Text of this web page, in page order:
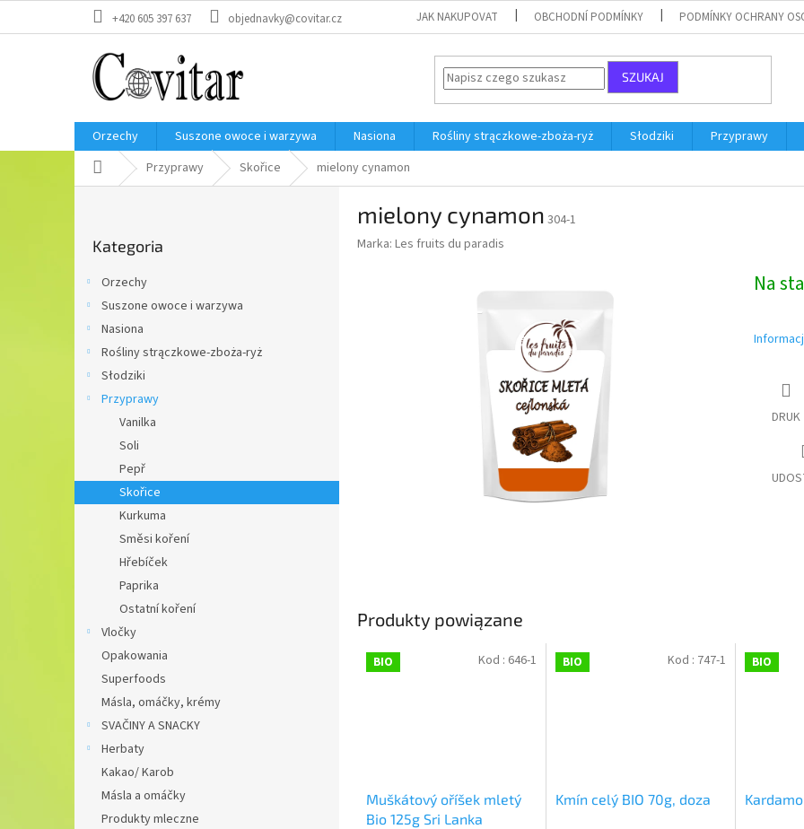
+420 605 397 637 objednavky@covitar.cz JAK NAKUPOVAT OBCHODNÍ PODMÍNKY PODMÍNKY OCHRANY
SZUKAJ
Orzechy Suszone owoce i warzywa Nasiona Rośliny strączkowe-zboża-ryż Słodziki
Przyprawy
Home Przyprawy Skořice mielony cynamon
kategorie
Kategoria
Orzechy
Suszone owoce i warzywa
Nasiona
Rośliny strączkowe-zboża-ryż
Słodziki
Przyprawy
Vanilka
Soli
Pepř
Skořice
Kurkuma
Směsi koření
Hřebíček
Paprika
Ostatní koření
Vločky
Opakowania
Superfoods
Másla, omáčky, krémy
SVAČINY A SNACKY
Herbaty
Kakao/ Karob
Másla a omáčky
Produkty mleczne
mielony cynamon 304-1
Marka: Les fruits du paradis
Na
DRUK
Produkty powiązane
BIO
Muškátový oříšek mletý
Bio 125g Sri Lanka
Kod : 646-1 BIO
Kmín celý BIO 70g, doza
Kod : 747-1 BIO